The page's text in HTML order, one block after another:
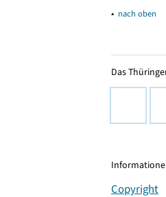
▴ nach oben
Das
Copyright